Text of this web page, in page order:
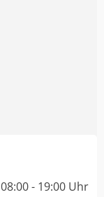
08:00 - 19:00 Uhr